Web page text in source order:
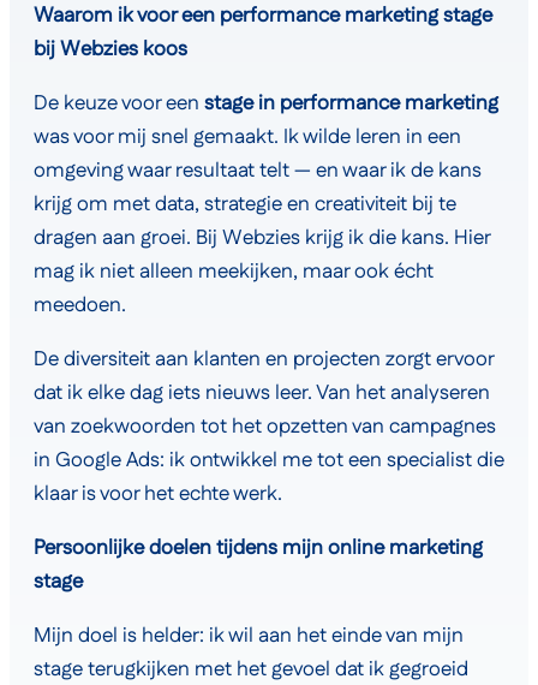
Waarom ik voor een performance marketing stage
bij Webzies koos
De keuze voor een stage in performance marketing
was voor mij snel gemaakt. Ik wilde leren in een
omgeving waar resultaat telt — en waar ik de kans
krijg om met data, strategie en creativiteit bij te
dragen aan groei. Bij Webzies krijg ik die kans. Hier
mag ik niet alleen meekijken, maar ook écht
meedoen.
De diversiteit aan klanten en projecten zorgt ervoor
dat ik elke dag iets nieuws leer. Van het analyseren
van zoekwoorden tot het opzetten van campagnes
in Google Ads: ik ontwikkel me tot een specialist die
klaar is voor het echte werk.
Persoonlijke doelen tijdens mijn online marketing
stage
Mijn doel is helder: ik wil aan het einde van mijn
stage terugkijken met het gevoel dat ik gegroeid